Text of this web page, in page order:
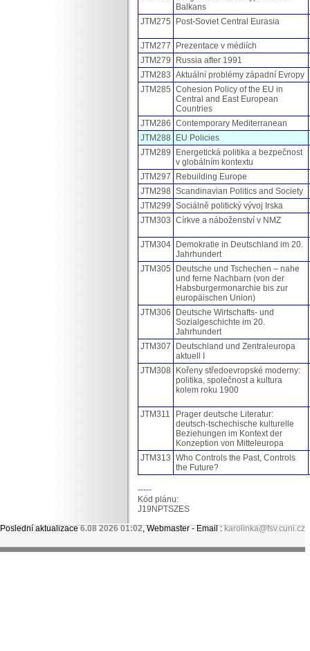
Balkans
JTM275
Post-Soviet Central Eurasia
JTM277
Prezentace v médiích
JTM279
Russia after 1991
JTM283 Aktuální problémy západní Evropy
JTM285 Cohesion Policy of the EU in
Central and East European
Countries
JTM286 Contemporary Mediterranean
JTM288
EU Policies
JTM289
Energetická politika a bezpečnost
v globálním kontextu
JTM297
Rebuilding Europe
JTM298 Scandinavian Politics and Society
JTM299 Sociálně politický vývoj Irska
JTM303 Církve a náboženství v NMZ
JTM304
Demokratie in Deutschland im 20.
Jahrhundert
JTM305
Deutsche und Tschechen – nahe
und ferne Nachbarn (von der
Habsburgermonarchie bis zur
europäischen Union)
JTM306
Deutsche Wirtschafts- und
Sozialgeschichte im 20.
Jahrhundert
JTM307
Deutschland und Zentraleuropa
aktuell I
JTM308
Kořeny středoevropské moderny:
politika, společnost a kultura
kolem roku 1900
JTM311
Prager deutsche Literatur:
deutsch-tschechische kulturelle
Beziehungen im Kontext der
Konzeption von Mitteleuropa
JTM313 Who Controls the Past, Controls
the Future?
-----
Kód plánu:
J19NPTSZES
Poslední aktualizace6.08 2026 01:02, Webmaster - Email :karolinka@fsv.cuni.cz